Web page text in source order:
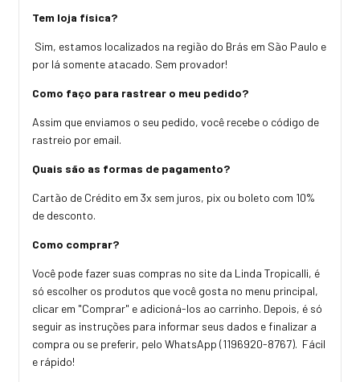
Tem loja física?
Sim, estamos localizados na região do Brás em São Paulo e
por lá somente atacado. Sem provador!
Como faço para rastrear o meu pedido?
Assim que enviamos o seu pedido, você recebe o código de
rastreio por email.
Quais são as formas de pagamento?
Cartão de Crédito em 3x sem juros, pix ou boleto com 10%
de desconto.
Como comprar?
Você pode fazer suas compras no site da Linda Tropicalli, é
só escolher os produtos que você gosta no menu principal,
clicar em "Comprar" e adicioná-los ao carrinho. Depois, é só
seguir as instruções para informar seus dados e finalizar a
compra ou se preferir, pelo WhatsApp (1196920-8767). Fácil
e rápido!